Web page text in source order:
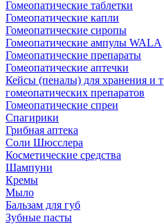
Гомеопатические таблетки
Гомеопатические капли
Гомеопатические сиропы
Гомеопатические ампулы WALA
Гомеопатические препараты
Гомеопатические аптечки
Кейсы (пеналы) для хранения и
гомеопатических препаратов
Гомеопатические спреи
Спагирики
Грибная аптека
Соли Шюсслера
Косметические средства
Шампуни
Кремы
Мыло
Бальзам для губ
Зубные пасты